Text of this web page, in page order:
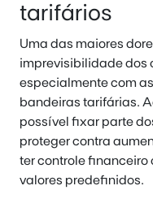
tarifários
Uma das maiores
imprevisibilidade dos
especialmente com
bandeiras tarifárias.
possível fixar parte
proteger contra
ter controle financeiro
valores predefinidos.